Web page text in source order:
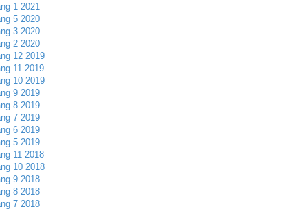
1 2021
5 2020
3 2020
2 2020
12 2019
11 2019
10 2019
9 2019
8 2019
7 2019
6 2019
5 2019
11 2018
10 2018
9 2018
8 2018
7 2018